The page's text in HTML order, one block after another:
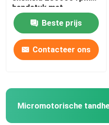
handstuk met
drukknop
Beste prijs
Contacteer ons
Micromotorische